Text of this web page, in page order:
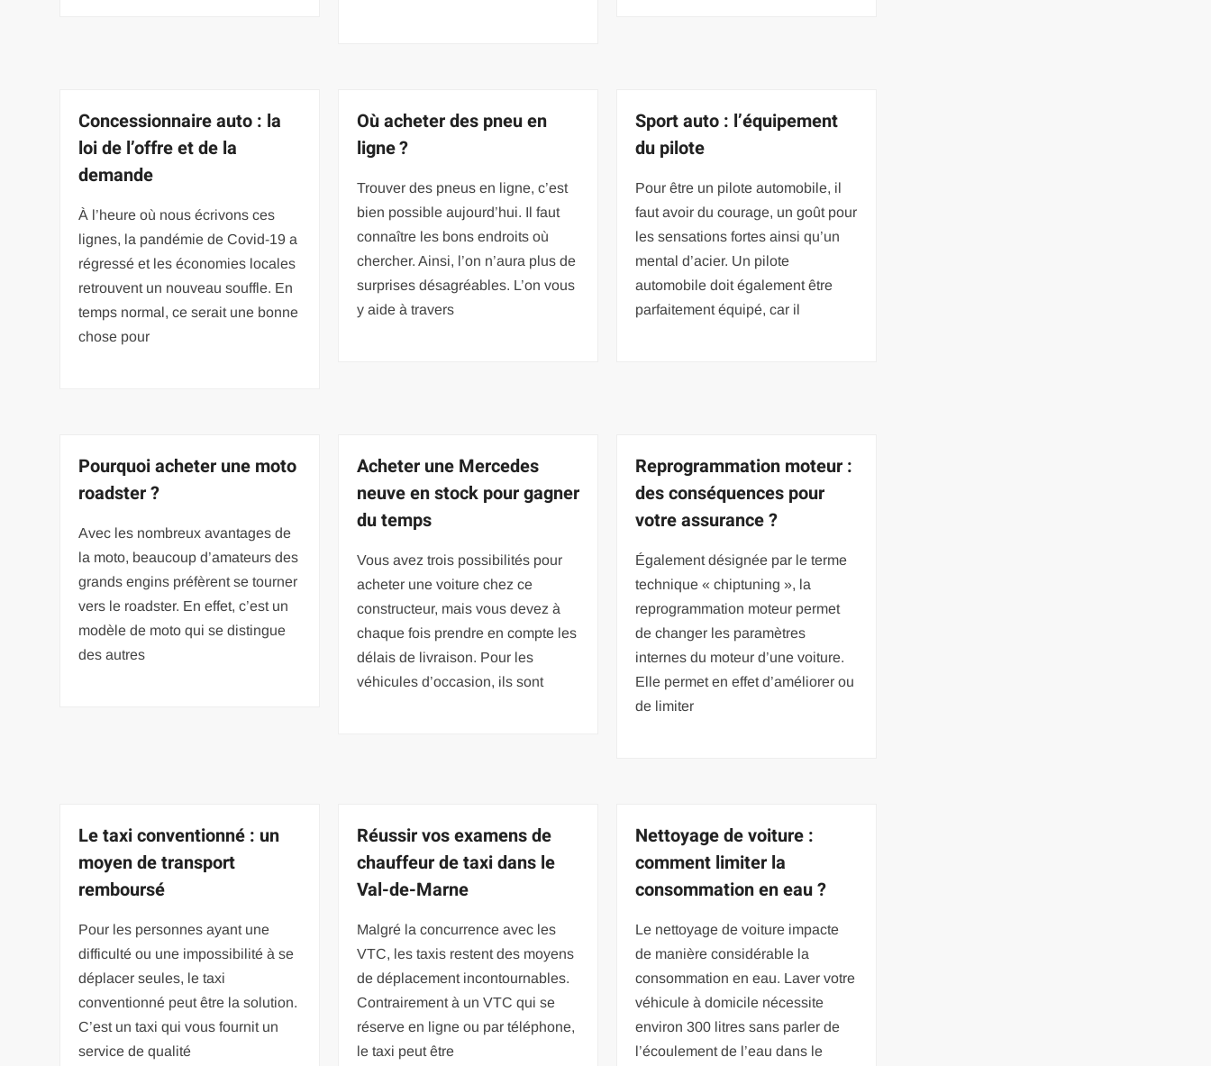
Concessionnaire auto : la
loi de l’offre et de la
demande
À l’heure où nous écrivons ces
lignes, la pandémie de Covid-19 a
régressé et les économies locales
retrouvent un nouveau souffle. En
temps normal, ce serait une bonne
chose pour
Où acheter des pneu en
ligne ?
Trouver des pneus en ligne, c’est
bien possible aujourd’hui. Il faut
connaître les bons endroits où
chercher. Ainsi, l’on n’aura plus de
surprises désagréables. L’on vous
y aide à travers
Sport auto : l’équipement
du pilote
Pour être un pilote automobile, il
faut avoir du courage, un goût pour
les sensations fortes ainsi qu’un
mental d’acier. Un pilote
automobile doit également être
parfaitement équipé, car il
Pourquoi acheter une moto
roadster ?
Avec les nombreux avantages de
la moto, beaucoup d’amateurs des
grands engins préfèrent se tourner
vers le roadster. En effet, c’est un
modèle de moto qui se distingue
des autres
Acheter une Mercedes
neuve en stock pour gagner
du temps
Vous avez trois possibilités pour
acheter une voiture chez ce
constructeur, mais vous devez à
chaque fois prendre en compte les
délais de livraison. Pour les
véhicules d’occasion, ils sont
Reprogrammation moteur :
des conséquences pour
votre assurance ?
Également désignée par le terme
technique « chiptuning », la
reprogrammation moteur permet
de changer les paramètres
internes du moteur d’une voiture.
Elle permet en effet d’améliorer ou
de limiter
Le taxi conventionné : un
moyen de transport
remboursé
Pour les personnes ayant une
difficulté ou une impossibilité à se
déplacer seules, le taxi
conventionné peut être la solution.
C’est un taxi qui vous fournit un
service de qualité
Réussir vos examens de
chauffeur de taxi dans le
Val-de-Marne
Malgré la concurrence avec les
VTC, les taxis restent des moyens
de déplacement incontournables.
Contrairement à un VTC qui se
réserve en ligne ou par téléphone,
le taxi peut être
Nettoyage de voiture :
comment limiter la
consommation en eau ?
Le nettoyage de voiture impacte
de manière considérable la
consommation en eau. Laver votre
véhicule à domicile nécessite
environ 300 litres sans parler de
l’écoulement de l’eau dans le